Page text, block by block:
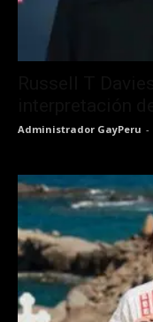
Administrador GayPeru -